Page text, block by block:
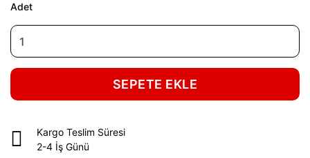
Adet
SEPETE EKLE
Kargo Teslim Süresi
2-4 İş Günü